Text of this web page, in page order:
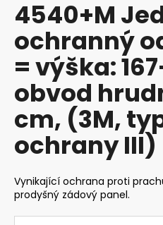
produktu
je
z
5
hvězdiček.
4540+M
ochranný
= výška:
obvod
cm, (3M,
ochrany III)
Vynikající ochrana proti
prodyšný zádový panel.
a
j
í
t
?
HLEDAT